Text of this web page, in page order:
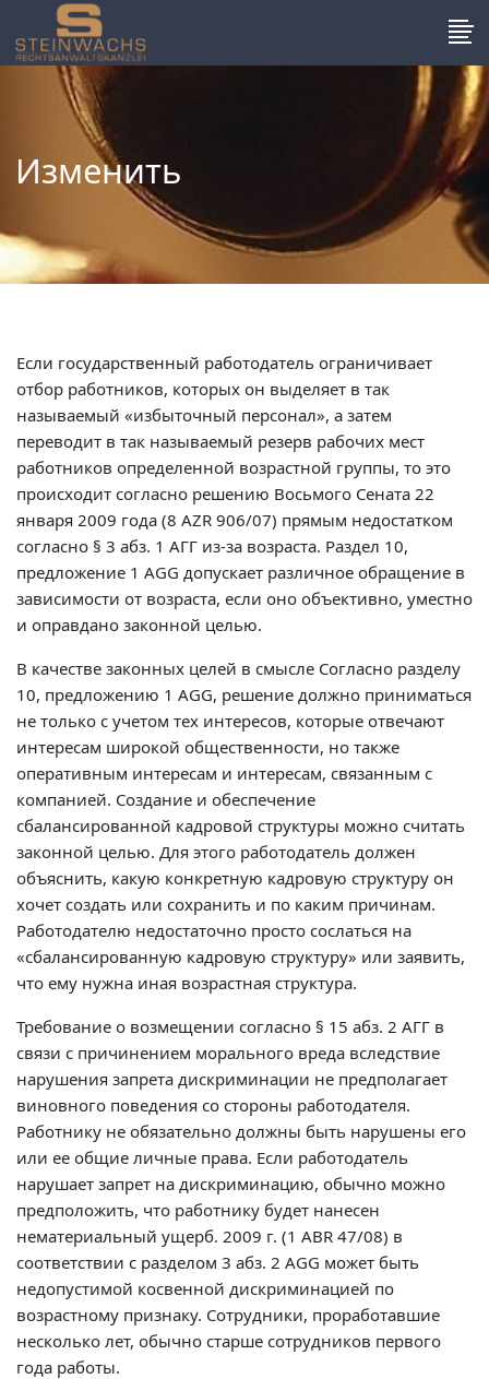
Изменить
Если государственный работодатель ограничивает
отбор работников, которых он выделяет в так
называемый «избыточный персонал», а затем
переводит в так называемый резерв рабочих мест
работников определенной возрастной группы, то это
происходит согласно решению Восьмого Сената 22
января 2009 года (8 AZR 906/07) прямым недостатком
согласно § 3 абз. 1 АГГ из-за возраста. Раздел 10,
предложение 1 AGG допускает различное обращение в
зависимости от возраста, если оно объективно, уместно
и оправдано законной целью.
В качестве законных целей в смысле Согласно разделу
10, предложению 1 AGG, решение должно приниматься
не только с учетом тех интересов, которые отвечают
интересам широкой общественности, но также
оперативным интересам и интересам, связанным с
компанией. Создание и обеспечение
сбалансированной кадровой структуры можно считать
законной целью. Для этого работодатель должен
объяснить, какую конкретную кадровую структуру он
хочет создать или сохранить и по каким причинам.
Работодателю недостаточно просто сослаться на
«сбалансированную кадровую структуру» или заявить,
что ему нужна иная возрастная структура.
Требование о возмещении согласно § 15 абз. 2 АГГ в
связи с причинением морального вреда вследствие
нарушения запрета дискриминации не предполагает
виновного поведения со стороны работодателя.
Работнику не обязательно должны быть нарушены его
или ее общие личные права. Если работодатель
нарушает запрет на дискриминацию, обычно можно
предположить, что работнику будет нанесен
нематериальный ущерб. 2009 г. (1 ABR 47/08) в
соответствии с разделом 3 абз. 2 AGG может быть
недопустимой косвенной дискриминацией по
возрастному признаку. Сотрудники, проработавшие
несколько лет, обычно старше сотрудников первого
года работы.